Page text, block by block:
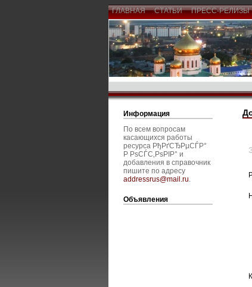
ГЛАВНАЯ СТАТЬИ ПРЕСС-
Информация
По всем вопросам
касающихся работы
ресурса РђРґСЂРµСЃР°
Р РѕСЃС‚РѕРІР° и
добавления в справочник
пишите по адресу
addressrus@mail.ru.
Объявления